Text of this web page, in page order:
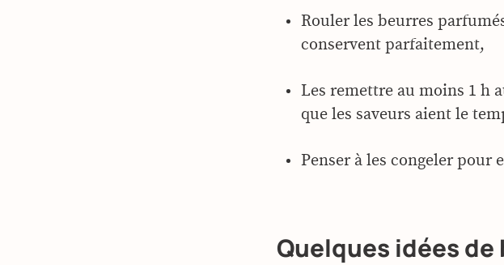
Rouler les beurres
conservent parfaitement,
Les remettre au moins 1 h
que les saveurs aient le
Penser à les congeler pour
Quelques idées